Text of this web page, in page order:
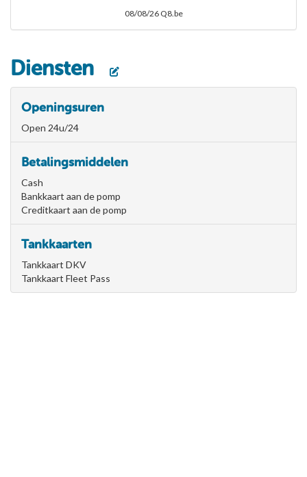
08/08/26 Q8.be
Diensten
Openingsuren
Open 24u/24
Betalingsmiddelen
Cash
Bankkaart aan de pomp
Creditkaart aan de pomp
Tankkaarten
Tankkaart DKV
Tankkaart Fleet Pass